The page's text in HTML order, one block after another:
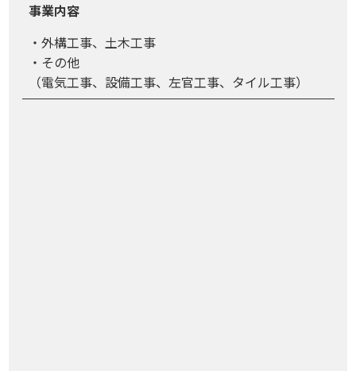
事業内容
・外構工事、土木工事
・その他
（電気工事、設備工事、左官工事、タイル工事）